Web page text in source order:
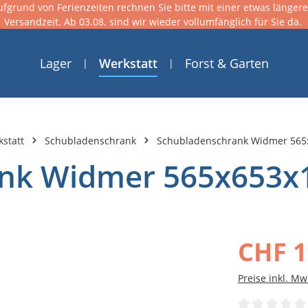
von Ferienzeiten rechnen Sie bitte mit einer etwas
Versandzeit. Ab 03.08. sind wir wieder vollumfänglich für Sie da.
Lager Werkstatt Forst & Garten
Schubladenschrank Schubladenschrank Widmer
Widmer
CHF
Preise inkl.